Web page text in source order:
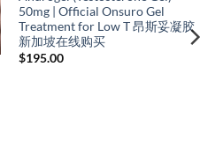
50mg | Official Onsuro Gel
Treatment for Low T 昂斯妥凝胶
新加坡在线购买
$195.00